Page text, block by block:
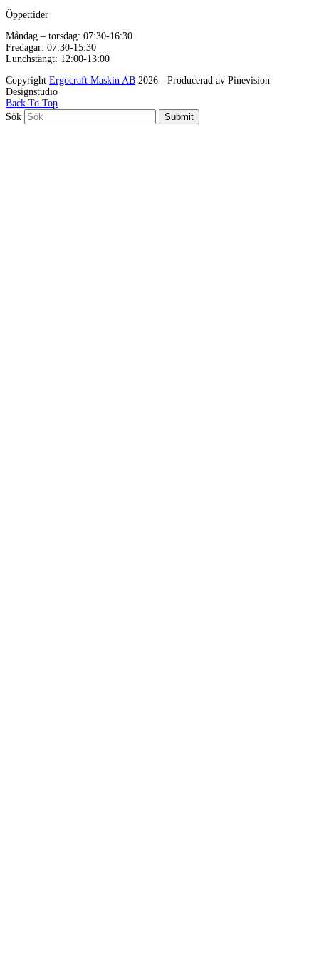
Öppettider
Måndag – torsdag: 07:30-16:30
Fredagar: 07:30-15:30
Lunchstängt: 12:00-13:00
Copyright Ergocraft Maskin AB 2026 - Producerad av Pinevision
Designstudio
Back To Top
Sök
Submit